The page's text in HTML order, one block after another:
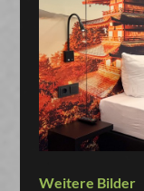
Weitere Bilder